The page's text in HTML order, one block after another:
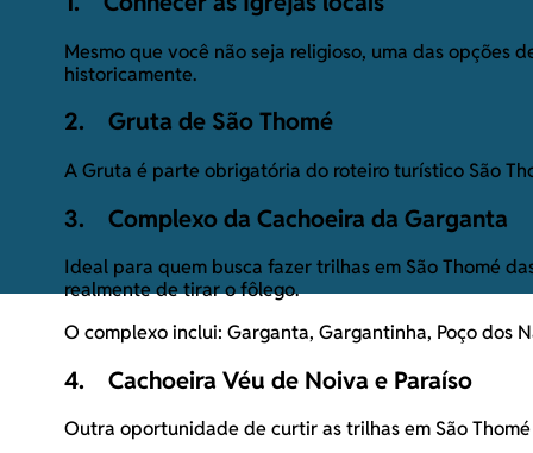
Mesmo que você não seja religioso, uma das opções
historicamente.
2. Gruta de São Thomé
A Gruta é parte obrigatória do roteiro turístico São
3. Complexo da Cachoeira da Garganta
Ideal para quem busca fazer trilhas em São Thomé
realmente de tirar o fôlego.
O complexo inclui: Garganta, Gargantinha, Poço dos
4. Cachoeira Véu de Noiva e Paraíso
Outra oportunidade de curtir as trilhas em São